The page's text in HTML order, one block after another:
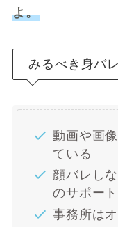
よ。
みるべき身バ
動画や画
ている
顔バレし
のサポー
事務所は